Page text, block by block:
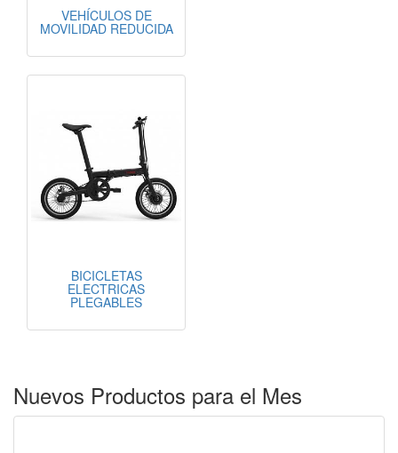
VEHÍCULOS DE
MOVILIDAD REDUCIDA
BICICLETAS
ELECTRICAS
PLEGABLES
Nuevos Productos para el Mes